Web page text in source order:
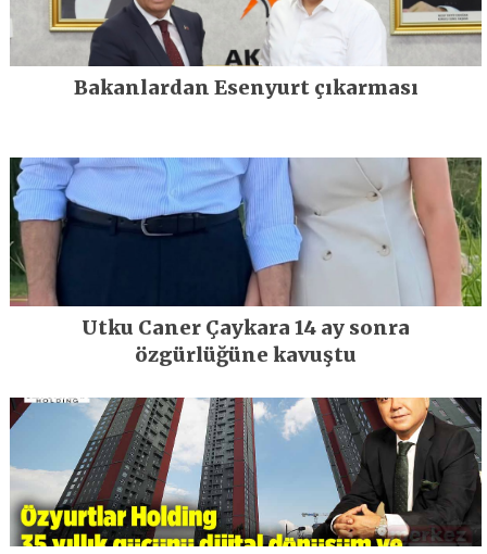
Bakanlardan Esenyurt çıkarması
Utku Caner Çaykara 14 ay sonra
özgürlüğüne kavuştu